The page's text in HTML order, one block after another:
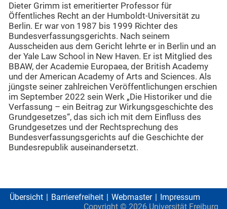
Dieter Grimm ist emeritierter Professor für
Öffentliches Recht an der Humboldt-Universität zu
Berlin. Er war von 1987 bis 1999 Richter des
Bundesverfassungsgerichts. Nach seinem
Ausscheiden aus dem Gericht lehrte er in Berlin und an
der Yale Law School in New Haven. Er ist Mitglied des
BBAW, der Academie Europaea, der British Academy
und der American Academy of Arts and Sciences. Als
jüngste seiner zahlreichen Veröffentlichungen erschien
im September 2022 sein Werk „Die Historiker und die
Verfassung – ein Beitrag zur Wirkungsgeschichte des
Grundgesetzes“, das sich ich mit dem Einfluss des
Grundgesetzes und der Rechtsprechung des
Bundesverfassungsgerichts auf die Geschichte der
Bundesrepublik auseinandersetzt.
Übersicht Barrierefreiheit Webmaster
Impressum
Copyright © 2026 Universität Freiburg